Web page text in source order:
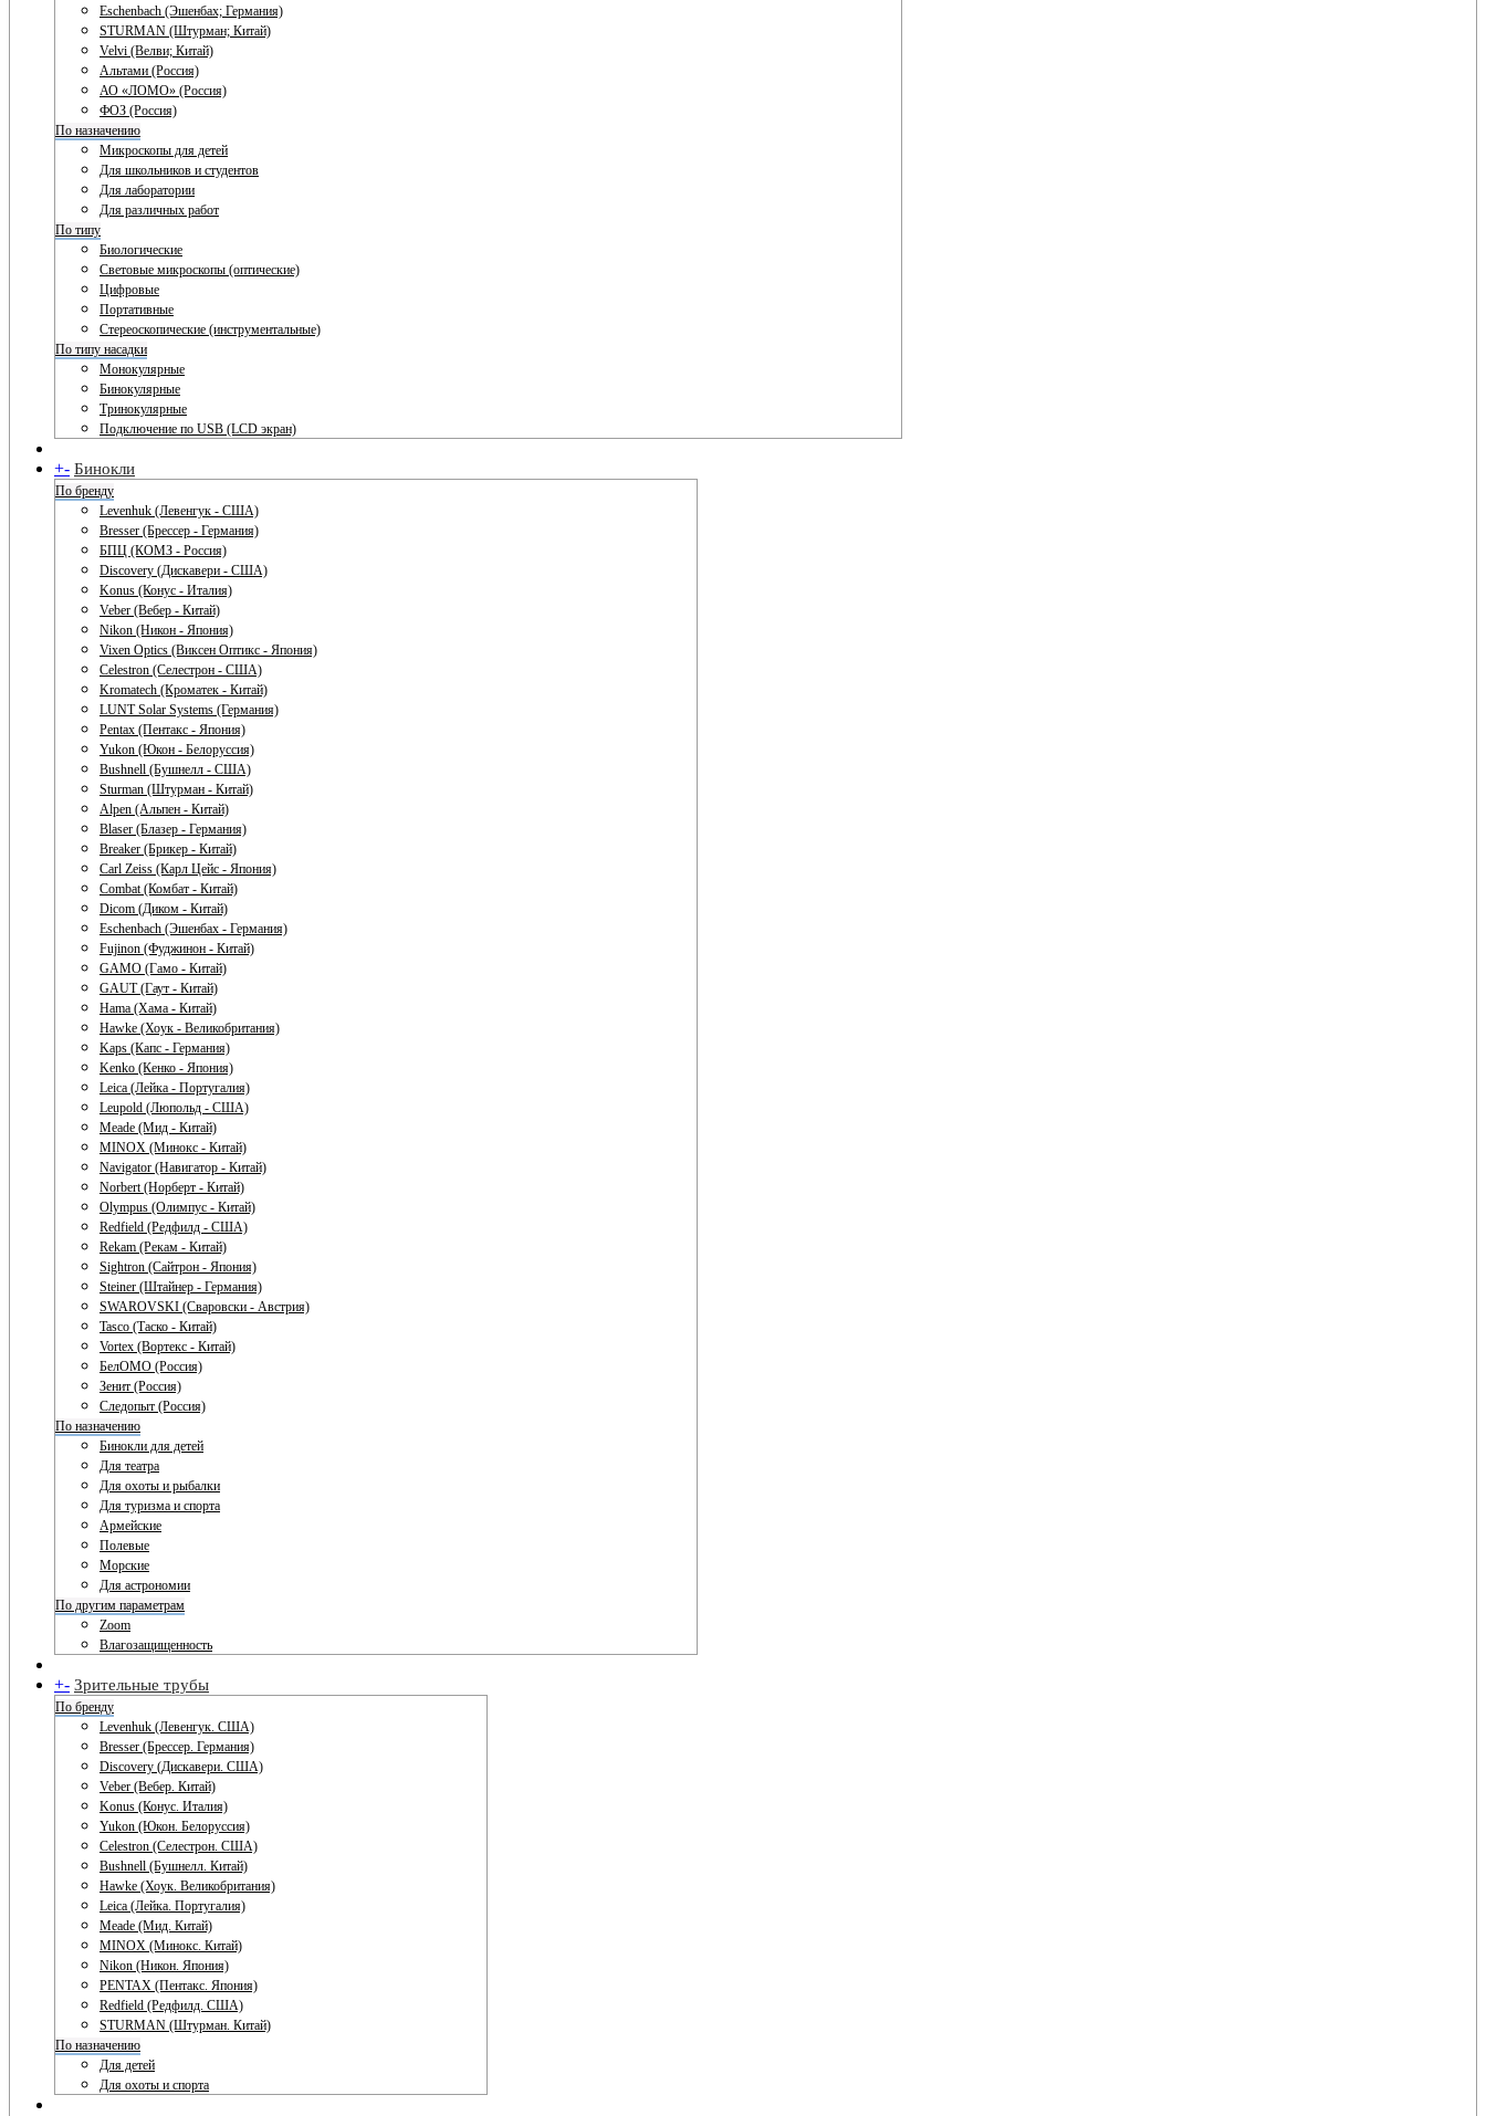
Eschenbach (Эшенбах; Германия)
STURMAN (Штурман; Китай)
Velvi (Велви; Китай)
Альтами (Россия)
АО «ЛОМО» (Россия)
ФОЗ (Россия)
По назначению
Микроскопы для детей
Для школьников и студентов
Для лаборатории
Для различных работ
По типу
Биологические
Световые микроскопы (оптические)
Цифровые
Портативные
Стереоскопические (инструментальные)
По типу насадки
Монокулярные
Бинокулярные
Тринокулярные
Подключение по USB (LCD экран)
+- Бинокли
По бренду
Levenhuk (Левенгук - США)
Bresser (Брессер - Германия)
БПЦ (КОМЗ - Россия)
Discovery (Дискавери - США)
Konus (Конус - Италия)
Veber (Вебер - Китай)
Nikon (Никон - Япония)
Vixen Optics (Виксен Оптикс - Япония)
Celestron (Селестрон - США)
Kromatech (Кроматек - Китай)
LUNT Solar Systems (Германия)
Pentax (Пентакс - Япония)
Yukon (Юкон - Белоруссия)
Bushnell (Бушнелл - США)
Sturman (Штурман - Китай)
Alpen (Альпен - Китай)
Blaser (Блазер - Германия)
Breaker (Брикер - Китай)
Carl Zeiss (Карл Цейс - Япония)
Combat (Комбат - Китай)
Dicom (Диком - Китай)
Eschenbach (Эшенбах - Германия)
Fujinon (Фуджинон - Китай)
GAMO (Гамо - Китай)
GAUT (Гаут - Китай)
Hama (Хама - Китай)
Hawke (Хоук - Великобритания)
Kaps (Капс - Германия)
Kenko (Кенко - Япония)
Leica (Лейка - Португалия)
Leupold (Люпольд - США)
Meade (Мид - Китай)
MINOX (Минокс - Китай)
Navigator (Навигатор - Китай)
Norbert (Норберт - Китай)
Olympus (Олимпус - Китай)
Redfield (Редфилд - США)
Rekam (Рекам - Китай)
Sightron (Сайтрон - Япония)
Steiner (Штайнер - Германия)
SWAROVSKI (Сваровски - Австрия)
Tasco (Таско - Китай)
Vortex (Вортекс - Китай)
БелОМО (Россия)
Зенит (Россия)
Следопыт (Россия)
По назначению
Бинокли для детей
Для театра
Для охоты и рыбалки
Для туризма и спорта
Армейские
Полевые
Морские
Для астрономии
По другим параметрам
Zoom
Влагозащищенность
+- Зрительные трубы
По бренду
Levenhuk (Левенгук. США)
Bresser (Брессер. Германия)
Discovery (Дискавери. США)
Veber (Вебер. Китай)
Konus (Конус. Италия)
Yukon (Юкон. Белоруссия)
Celestron (Селестрон. США)
Bushnell (Бушнелл. Китай)
Hawke (Хоук. Великобритания)
Leica (Лейка. Португалия)
Meade (Мид. Китай)
MINOX (Минокс. Китай)
Nikon (Никон. Япония)
PENTAX (Пентакс. Япония)
Redfield (Редфилд. США)
STURMAN (Штурман. Китай)
По назначению
Для детей
Для охоты и спорта